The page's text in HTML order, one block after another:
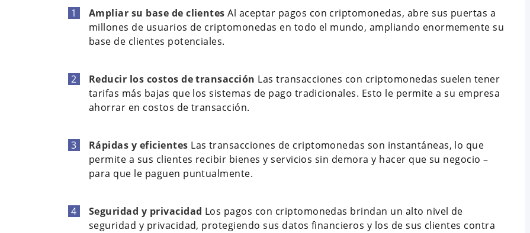
Ampliar su base de clientes Al aceptar pagos con criptomonedas, abre sus puertas a
millones de usuarios de criptomonedas en todo el mundo, ampliando enormemente su
base de clientes potenciales.
Reducir los costos de transacción Las transacciones con criptomonedas suelen tener
tarifas más bajas que los sistemas de pago tradicionales. Esto le permite a su empresa
ahorrar en costos de transacción.
Rápidas y eficientes Las transacciones de criptomonedas son instantáneas, lo que
permite a sus clientes recibir bienes y servicios sin demora y hacer que su negocio –
para que le paguen puntualmente.
Seguridad y privacidad Los pagos con criptomonedas brindan un alto nivel de
seguridad y privacidad, protegiendo sus datos financieros y los de sus clientes contra